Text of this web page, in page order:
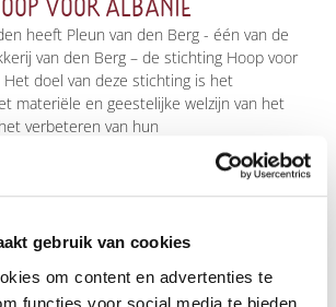
gebruik van cookies
om content en advertenties te
functies voor social media te bieden
VOOR ALBANIË
heeft Pleun van den Berg - één van de
van den Berg – de stichting Hoop voor
Het doel van deze stichting is het
materiële en geestelijke welzijn van het
verbeteren van hun
Hoop voor Albanië werkt vanuit een
maar maakt geen onderscheid tussen
voor Albanië verzendt kleding, huisraad,
werkt in Albanië samen met lokale
is. Vaak distribueren zij zelf de